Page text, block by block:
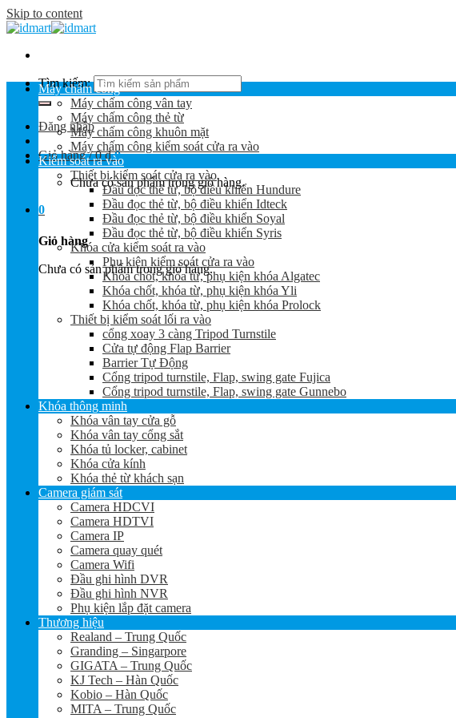
Skip to content
Tìm kiếm:
Đăng nhập
Giỏ hàng /0₫ 0
Chưa có sản phẩm trong giỏ hàng.
0
Giỏ hàng
Chưa có sản phẩm trong giỏ hàng.
Máy chấm công
Máy chấm công vân tay
Máy chấm công thẻ từ
Máy chấm công khuôn mặt
Máy chấm công kiểm soát cửa ra vào
Kiểm soát ra vào
Thiết bị kiểm soát cửa ra vào
Đầu đọc thẻ từ, bộ điều khiển Hundure
Đầu đọc thẻ từ, bộ điều khiển Idteck
Đầu đọc thẻ từ, bộ điều khiển Soyal
Đầu đọc thẻ từ, bộ điều khiển Syris
Khóa cửa kiểm soát ra vào
Phụ kiện kiểm soát cửa ra vào
Khóa chốt, khóa từ, phụ kiện khóa Algatec
Khóa chốt, khóa từ, phụ kiện khóa Yli
Khóa chốt, khóa từ, phụ kiện khóa Prolock
Thiết bị kiểm soát lối ra vào
cổng xoay 3 càng Tripod Turnstile
Cửa tự động Flap Barrier
Barrier Tự Động
Cổng tripod turnstile, Flap, swing gate Fujica
Cổng tripod turnstile, Flap, swing gate Gunnebo
Khóa thông minh
Khóa vân tay cửa gỗ
Khóa vân tay cổng sắt
Khóa tủ locker, cabinet
Khóa cửa kính
Khóa thẻ từ khách sạn
Camera giám sát
Camera HDCVI
Camera HDTVI
Camera IP
Camera quay quét
Camera Wifi
Đầu ghi hình DVR
Đầu ghi hình NVR
Phụ kiện lắp đặt camera
Thương hiệu
Realand – Trung Quốc
Granding – Singarpore
GIGATA – Trung Quốc
KJ Tech – Hàn Quốc
Kobio – Hàn Quốc
MITA – Trung Quốc